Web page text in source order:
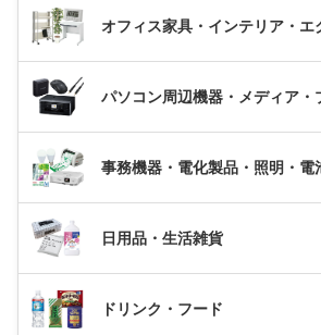
オフィス家具・インテリア・エ
パソコン周辺機器・メディア・
事務機器・電化製品・照明・電
日用品・生活雑貨
ドリンク・フード